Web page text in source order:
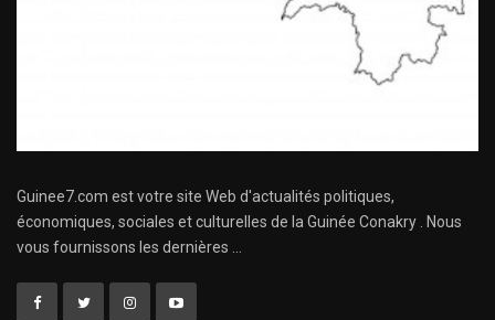
Guinee7.com est votre site Web d'actualités politiques,
économiques, sociales et culturelles de la Guinée Conakry . Nous
vous fournissons les dernières ...